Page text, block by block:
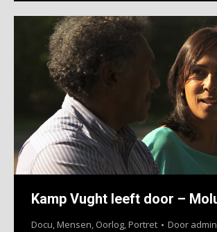
Kamp Vught leeft door –
Docu,Mensen, Oorlog,Portret Door admin